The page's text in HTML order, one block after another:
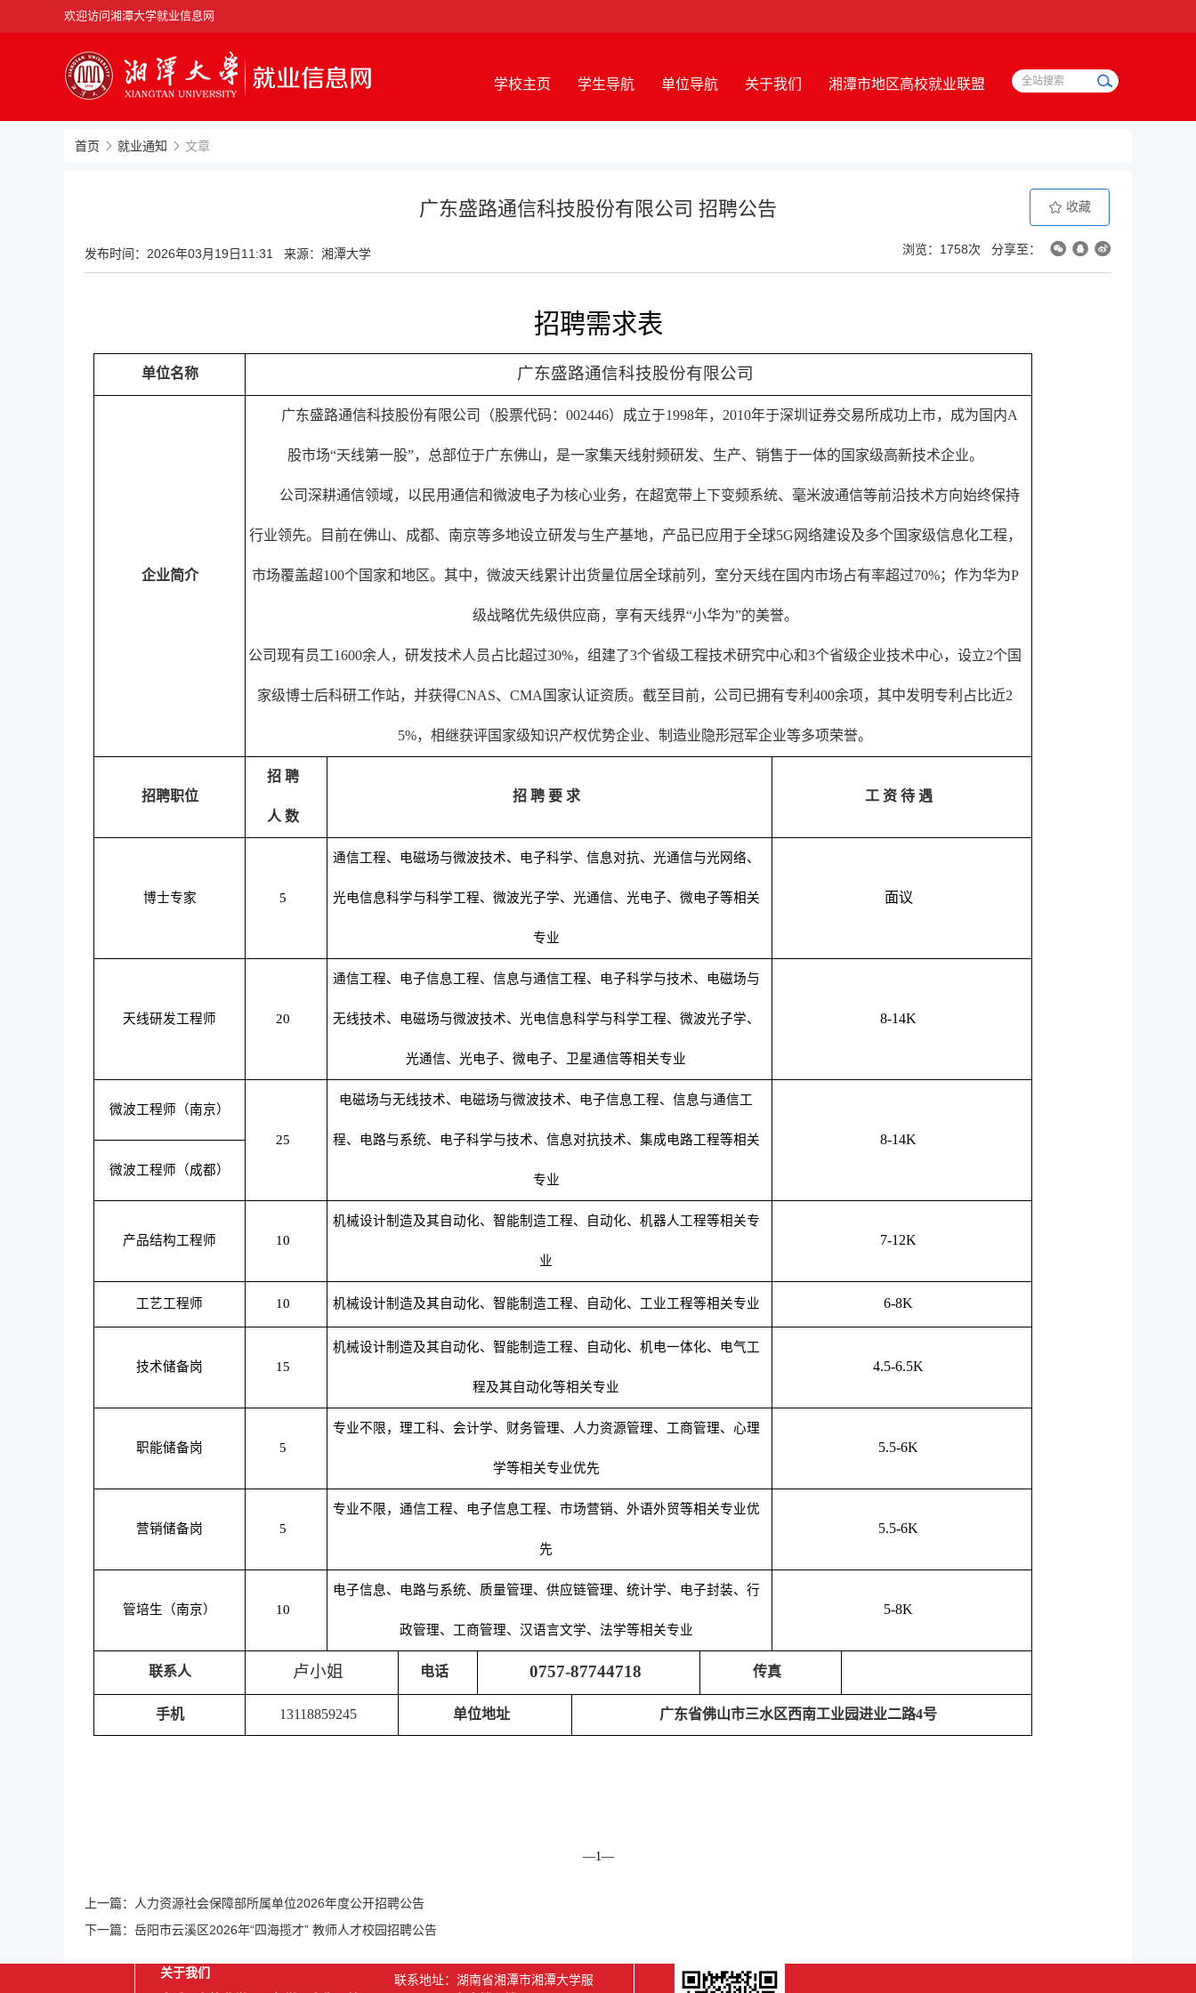
欢迎访问湘潭大学就业信息网
学校主页 学生导航 单位导航 关于我们 湘潭市地区高校就业联盟
首页 就业通知 文章
广东盛路通信科技股份有限公司 招聘公告 收藏
浏览：1758次 分享至：
发布时间： 2026年03月19日11:31 来源：湘潭大学
招聘需求表
单位名称 广东盛路通信科技股份有限公司
企业简介
广东盛路通信科技股份有限公司（股票代码： 002446）成立于1998年， 2010年于深圳证券交易所成功上市，成为国内A
股市场“天线第一股”，总部位于广东佛山，是一家集天线射频研发、生产、销售于一体的国家级高新技术企业。
公司深耕通信领域，以民用通信和微波电子为核心业务，在超宽带上下变频系统、毫米波通信等前沿技术方向始终保持
行业领先。目前在佛山、成都、南京等多地设立研发与生产基地，产品已应用于全球5G 网络建设及多个国家级信息化工程，
市场覆盖超100个国家和地区。其中，微波天线累计出货量位居全球前列，室分天线在国内市场占有率超过70%；作为华为P
级战略优先级供应商，享有天线界“小华为”的美誉。
公司现有员工1600余人，研发技术人员占比超过30%，组建了3个省级工程技术研究中心和3个省级企业技术中心，设立2个国
家级博士后科研工作站，并获得CNAS、CMA 国家认证资质。截至目前，公司已拥有专利400余项，其中发明专利占比近2
5%，相继获评国家级知识产权优势企业、制造业隐形冠军企业等多项荣誉。
招聘职位
招 聘
人 数
招 聘 要 求 工 资 待 遇
博士专家 5
通信工程、电磁场与微波技术、电子科学、信息对抗、光通信与光网络、
光电信息科学与科学工程、微波光子学、光通信、光电子、微电子等相关
专业
面议
天线研发工程师 20
通信工程、电子信息工程、信息与通信工程、电子科学与技术、电磁场与
无线技术、电磁场与微波技术、光电信息科学与科学工程、微波光子学、
光通信、光电子、微电子、卫星通信等相关专业
8-14K
微波工程师（南京）
25
电磁场与无线技术、电磁场与微波技术、电子信息工程、信息与通信工
程、电路与系统、电子科学与技术、信息对抗技术、集成电路工程等相关
专业
8-14K
微波工程师（成都）
产品结构工程师 10
机械设计制造及其自动化、智能制造工程、自动化、机器人工程等相关专
业
7-12K
工艺工程师 10 机械设计制造及其自动化、智能制造工程、自动化、工业工程等相关专业 6-8K
技术储备岗 15
机械设计制造及其自动化、智能制造工程、自动化、机电一体化、电气工
程及其自动化等相关专业
4.5-6.5K
职能储备岗 5
专业不限，理工科、会计学、财务管理、人力资源管理、工商管理、心理
学等相关专业优先
5.5-6K
营销储备岗 5
专业不限，通信工程、电子信息工程、市场营销、外语外贸等相关专业优
先
5.5-6K
管培生（南京） 10
电子信息、电路与系统、质量管理、供应链管理、统计学、电子封装、行
政管理、工商管理、汉语言文学、法学等相关专业
5-8K
联系人 卢小姐 电话 0757-87744718 传真
手机 13118859245 单位地址 广东省佛山市三水区西南工业园进业二路4号
—1—
上一篇：
人力资源社会保障部所属单位2026年度公开招聘公告
下一篇： 岳阳市云溪区2026年“四海揽才” 教师人才校园招聘公告
关于我们
联系地址：湖南省湘潭市湘潭大学服